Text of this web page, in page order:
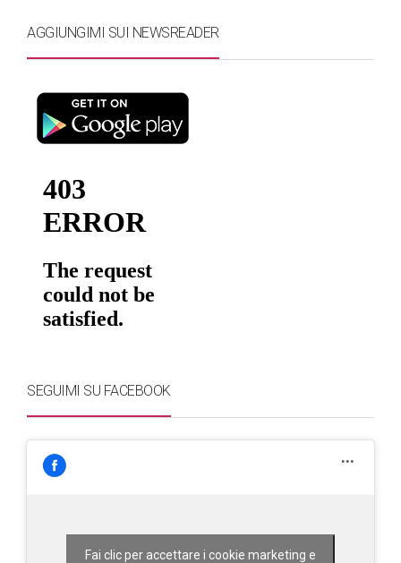
AGGIUNGIMI SUI NEWSREADER
SEGUIMI SU FACEBOOK
Fai clic per accettare i cookie marketing e